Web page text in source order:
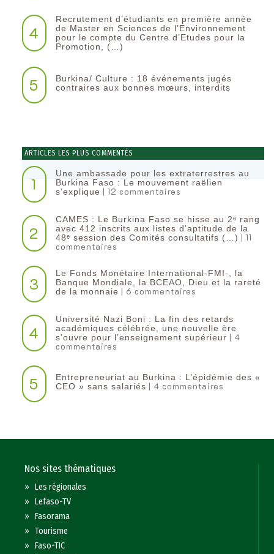
4
Recrutement d’étudiants en première année
de Master en Sciences de l’Environnement
pour le compte du Centre d’Etudes pour la
Promotion, (…)
5
Burkina/ Culture : 18 événements jugés
contraires aux bonnes mœurs, interdits
ARTICLES LES PLUS COMMENTÉS
1
Une ambassade pour les extraterrestres au
Burkina Faso : Le mouvement raëlien
s’explique | 12 commentaires
2
CAMES : Le Burkina Faso se hisse au 2ᵉ rang
avec 412 inscrits aux listes d’aptitude de la
48ᵉ session des Comités consultatifs (…) | 11
commentaires
3
Le Fonds Monétaire International-FMI-, la
Banque Mondiale, la BCEAO, Dieu et la rareté
de la monnaie | 6 commentaires
4
Université Nazi Boni : La fin des retards
académiques célébrée, une nouvelle ère
s’ouvre pour l’enseignement supérieur | 4
commentaires
5
Entrepreneuriat au Burkina : L’épidémie des «
CEO » sans salariés | 4 commentaires
Nos sites thématiques
»Les régionales
»Lefaso-TV
»Fasorama
»Tourisme
»Faso-TIC